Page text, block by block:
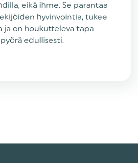
eikä ihme. Se parantaa
hyvinvointia, tukee
ja on houkutteleva tapa
edullisesti.